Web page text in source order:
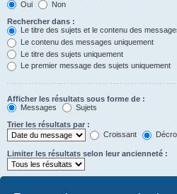
Oui
Non
Rechercher dans :
Le titre des sujets et le contenu des
Le contenu des messages uniquement
Le titre des sujets uniquement
Le premier message des sujets uniquement
Afficher les résultats sous forme de :
Messages
Sujets
Trier les résultats par :
Croissant
Limiter les résultats selon leur ancienneté :